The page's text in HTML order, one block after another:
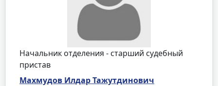
Начальник отделения - старший судебный
пристав
Махмудов Илдар Тажутдинович